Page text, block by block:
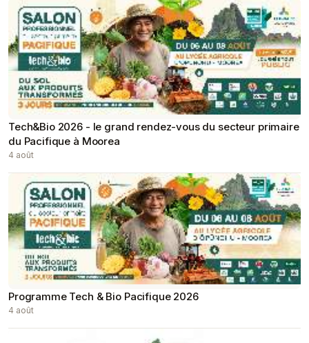
Tech&Bio 2026 - le grand rendez-vous du secteur primaire
du Pacifique à Moorea
4 août
Programme Tech & Bio Pacifique 2026
4 août